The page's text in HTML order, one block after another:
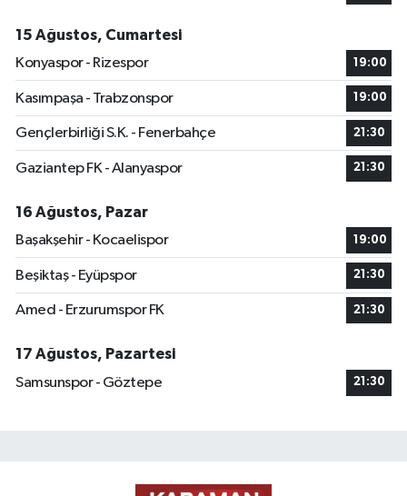
15 Ağustos, Cumartesi
Konyaspor - Rizespor
19:00
Kasımpaşa - Trabzonspor 19:00
Gençlerbirliği S.K. - Fenerbahçe 21:30
Gaziantep FK - Alanyaspor 21:30
16 Ağustos, Pazar
Başakşehir - Kocaelispor
19:00
Beşiktaş - Eyüpspor 21:30
Amed - Erzurumspor FK 21:30
17 Ağustos, Pazartesi
Samsunspor - Göztepe
21:30